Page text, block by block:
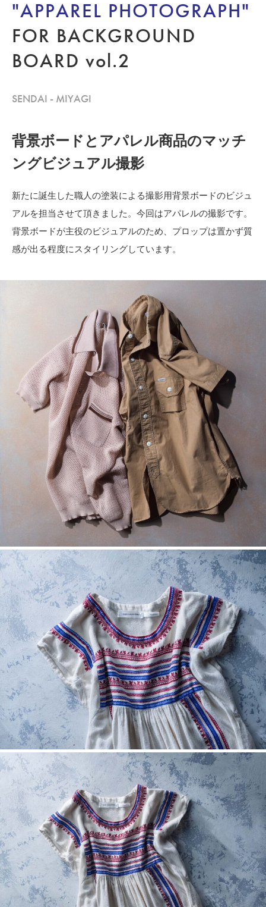
"APPAREL PHOTOGRAPH"
FOR BACKGROUND
BOARD vol.2
SENDAI - MIYAGI
背景ボードとアパレル商品のマッチ
ングビジュアル撮影
新たに誕生した職人の塗装による撮影用背景ボードのビジュ
アルを担当させて頂きました。今回はアパレルの撮影です。
背景ボードが主役のビジュアルのため、プロップは置かず質
感が出る程度にスタイリングしています。